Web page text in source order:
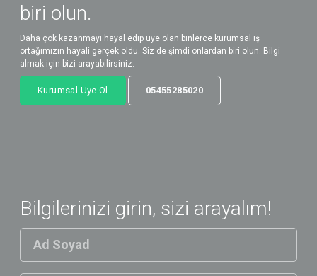
biri olun.
Daha çok kazanmayı hayal edip üye olan binlerce kurumsal iş
ortağımızın hayali gerçek oldu. Siz de şimdi onlardan biri olun. Bilgi
almak için bizi arayabilirsiniz.
Kurumsal Üye Ol 05455285020
Bilgilerinizi girin, sizi arayalım!